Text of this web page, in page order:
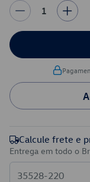
1
Calcule frete e
Entrega em todo o